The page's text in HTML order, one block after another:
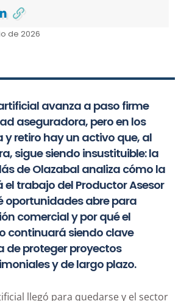
de 2026
avanza a paso firme
aseguradora, pero en los
y retiro hay un activo que, al
sigue siendo insustituible: la
de Olazabal analiza cómo la
trabajo del Productor Asesor
oportunidades abre para
comercial y por qué el
continuará siendo clave
de proteger proyectos
y de largo plazo.
llegó para quedarse y el sector